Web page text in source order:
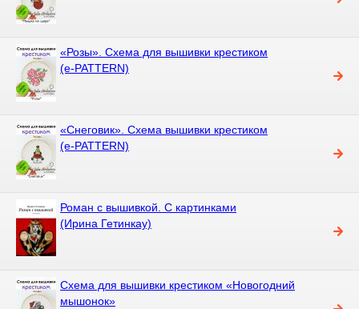
«Розы». Схема для вышивки крестиком
(e-PATTERN)
«Снеговик». Схема вышивки крестиком
(e-PATTERN)
Роман с вышивкой. С картинками
(Ирина Гетинкау)
Схема для вышивки крестиком «Новогодний
мышонок»